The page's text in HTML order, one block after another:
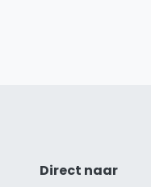
Direct naar